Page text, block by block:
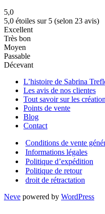
5,0
5,0 étoiles sur 5 (selon 23 avis)
Excellent
Très bon
Moyen
Passable
Décevant
L’histoire de Sabrina
Les avis de nos clientes
Tout savoir sur les
Points de vente
Blog
Contact
Conditions de vente
Informations légales
Politique d’expédition
Politique de retour
droit de rétractation
Neve powered by WordPress